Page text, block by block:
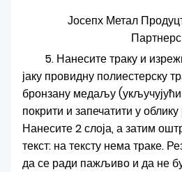
Јосепх Метал
Партнерс
5. Нанесите траку и
јаку провидну полиестерску
бронзану медаљу
покрити и запечатити у
Нанесите 2 слоја, а затим
текст: на тексту нема траке.
да се ради пажљиво и да не